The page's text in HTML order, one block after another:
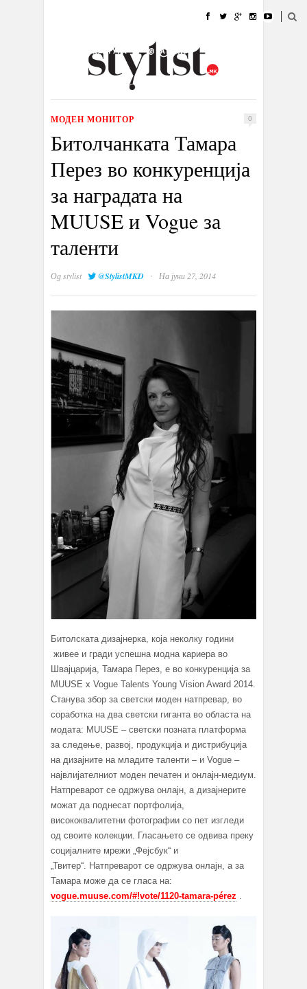
УБАВИНА
КУЛТУРА @РАБОТА
ИЗЛОГ
МОДЕН МОНИТОР 0
Битолчанката Тамара
Перез во конкуренција
за наградата на
MUUSE и Vogue за
таленти
Одstylist @StylistMKD · На јуни 27, 2014
Битолската дизајнерка, која неколку години
живее и гради успешна модна кариера во
Швајцарија, Тамара Перез, е во конкуренција за
MUUSE x Vogue Talents Young Vision Award 2014.
Станува збор за светски моден натпревар, во
соработка на два светски гиганта во областа на
модата: MUUSE – светски позната платформа
за следење, развој, продукција и дистрибуција
на дизајните на младите таленти – и Vogue –
највлијателниот моден печатен и онлајн-медиум.
Натпреварот се одржува онлајн, а дизајнерите
можат да поднесат портфолија,
висококвалитетни фотографии со пет изгледи
од своите колекции. Гласањето се одвива преку
социјалните мрежи „Фејсбук“ и
„Твитер“. Натпреварот се одржува онлајн, а за
Тамара може да се гласа на:
vogue.muuse.com/#!vote/1120-tamara-pérez .